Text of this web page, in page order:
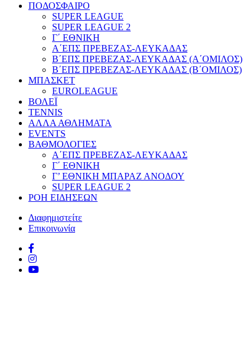
ΠΟΔΟΣΦΑΙΡΟ
SUPER LEAGUE
SUPER LEAGUE 2
Γ΄ ΕΘΝΙΚΗ
Α΄ΕΠΣ ΠΡΕΒΕΖΑΣ-ΛΕΥΚΑΔΑΣ
Β΄ΕΠΣ ΠΡΕΒΕΖΑΣ-ΛΕΥΚΑΔΑΣ (Α΄ΟΜΙΛΟΣ)
Β΄ΕΠΣ ΠΡΕΒΕΖΑΣ-ΛΕΥΚΑΔΑΣ (Β΄ΟΜΙΛΟΣ)
ΜΠΑΣΚΕΤ
EUROLEAGUE
ΒΟΛΕΪ
TENNIS
ΑΛΛΑ ΑΘΛΗΜΑΤΑ
EVENTS
ΒΑΘΜΟΛΟΓΙΕΣ
Α΄ΕΠΣ ΠΡΕΒΕΖΑΣ-ΛΕΥΚΑΔΑΣ
Γ΄ ΕΘΝΙΚΗ
Γ’ ΕΘΝΙΚΗ ΜΠΑΡΑΖ ΑΝΟΔΟΥ
SUPER LEAGUE 2
ΡΟΗ ΕΙΔΗΣΕΩΝ
Διαφημιστείτε
Επικοινωνία